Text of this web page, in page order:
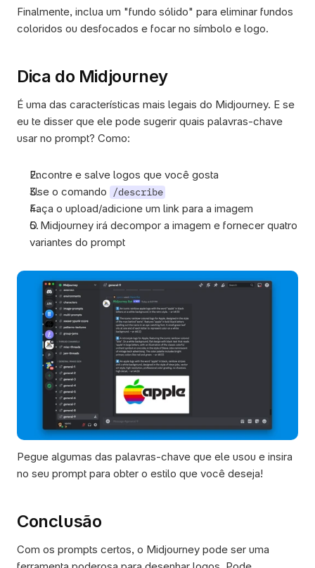
Finalmente, inclua um "fundo sólido" para eliminar fundos
coloridos ou desfocados e focar no símbolo e logo.
Dica do Midjourney
É uma das características mais legais do Midjourney. E se
eu te disser que ele pode sugerir quais palavras-chave
usar no prompt? Como:
Encontre e salve logos que você gosta
Use o comando
/describe
Faça o upload/adicione um link para a imagem
O Midjourney irá decompor a imagem e fornecer quatro
variantes do prompt
Pegue algumas das palavras-chave que ele usou e insira
no seu prompt para obter o estilo que você deseja!
Conclusão
Com os prompts certos, o Midjourney pode ser uma